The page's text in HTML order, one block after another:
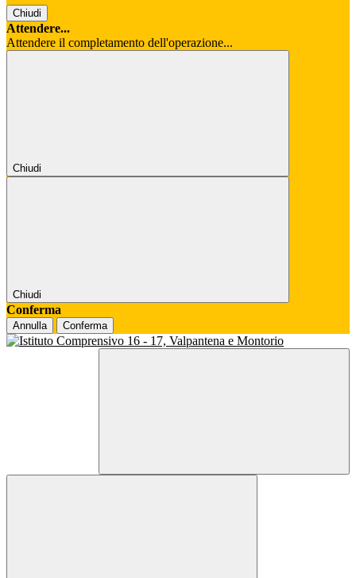
Chiudi
Attendere...
Attendere il completamento dell'operazione...
Chiudi
Chiudi
Conferma
Annulla Conferma